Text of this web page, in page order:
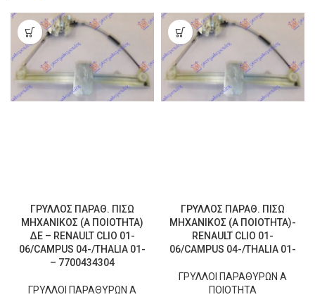
ΓΡΥΛΛΟΣ ΠΑΡΑΘ. ΠΙΣΩ
ΜΗΧΑΝΙΚΟΣ (Α ΠΟΙΟΤΗΤΑ)
ΔΕ – RENAULT CLIO 01-
06/CAMPUS 04-/THALIA 01-
– 7700434304
ΓΡΥΛΛΟΙ ΠΑΡΑΘΥΡΩΝ Α
ΓΡΥΛΛΟΣ ΠΑΡΑΘ. ΠΙΣΩ
ΜΗΧΑΝΙΚΟΣ (Α ΠΟΙΟΤΗΤΑ)-
RENAULT CLIO 01-
06/CAMPUS 04-/THALIA 01-
ΓΡΥΛΛΟΙ ΠΑΡΑΘΥΡΩΝ Α
ΠΟΙΟΤΗΤΑ